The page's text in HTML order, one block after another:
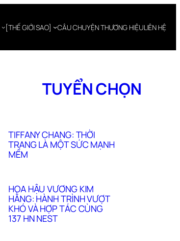
[THẾ GIỚI SAO] CÂU CHUYỆN THƯƠNG HIỆULIÊN HỆ
TUYỂN CHỌN
TIFFANY CHANG: THỜI
TRANG LÀ MỘT SỨC MẠNH
MỀM
HOA HẬU VƯƠNG KIM
HẰNG: HÀNH TRÌNH VƯỢT
KHÓ VÀ HỢP TÁC CÙNG
137 HN NEST